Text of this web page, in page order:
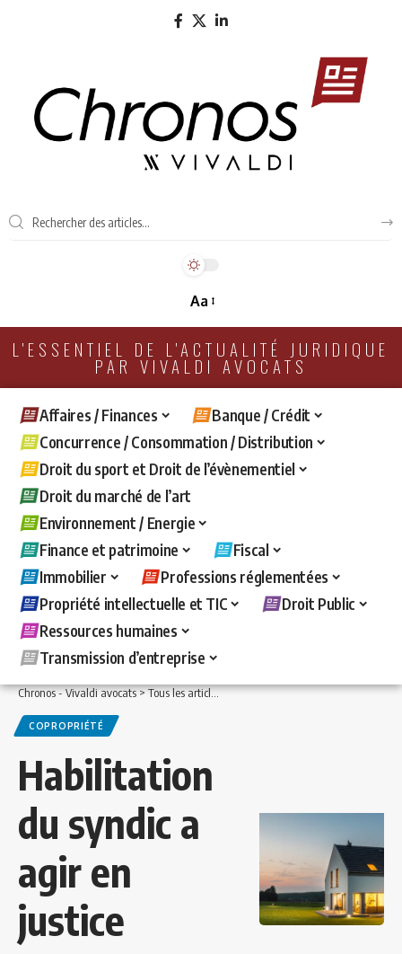
Aa
L'ESSENTIEL DE L'ACTUALITÉ JURIDIQUE
PAR VIVALDI AVOCATS
Affaires / Finances
Banque / Crédit
Concurrence / Consommation / Distribution
Droit du sport et Droit de l’évènementiel
Droit du marché de l’art
Environnement / Energie
Finance et patrimoine
Fiscal
Immobilier
Professions réglementées
Propriété intellectuelle et TIC
Droit Public
Ressources humaines
Transmission d’entreprise
Chronos - Vivaldi avocats>Tous les articles >Immobilier>Copropriété>
COPROPRIÉTÉ
Habilitation
du syndic a
agir en
justice